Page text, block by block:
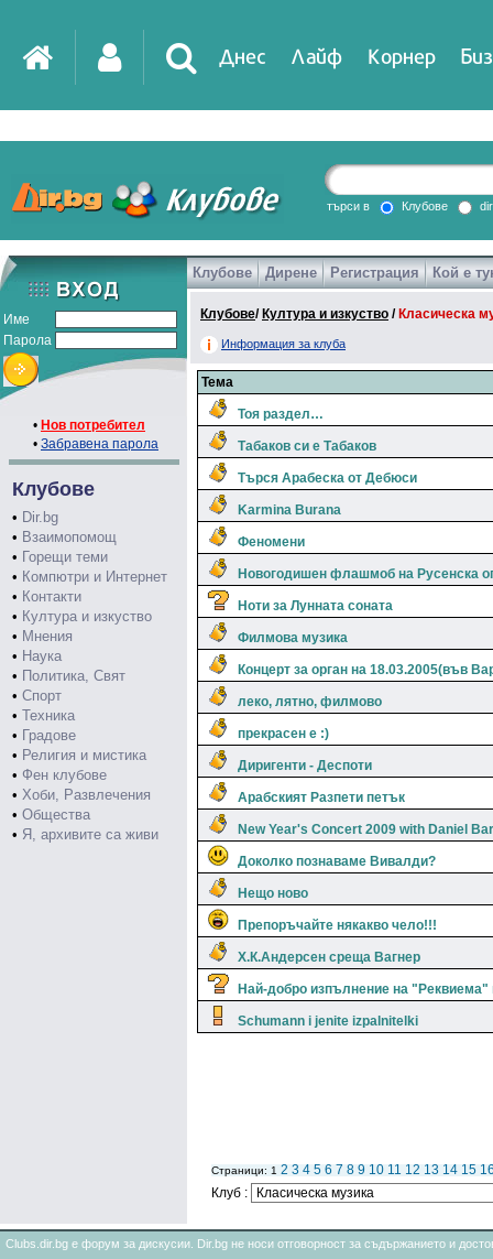
Днес Лайф Корнер
DirTV Impressio
Games
търси в Клубове
Име
Парола
• Нов потребител
• Забравена парола
Клубове
• Dir.bg
• Взаимопомощ
• Горещи теми
• Компютри и Интернет
• Контакти
• Култура и изкуство
• Мнения
• Наука
• Политика, Свят
• Спорт
• Техника
• Градове
• Религия и мистика
• Фен клубове
• Хоби, Развлечения
• Общества
• Я, архивите са живи
Клубове Дирене Регистрация Кой е
Клубове/ Култура и изкуство / Класическа
Информация за клуба
Тема
Тоя раздел…
Табаков си е Табаков
Търся Арабеска от Дебюси
Karmina Burana
Феномени
Новогодишен флашмоб на Русенска
Ноти за Лунната соната
Филмова музика
Концерт за орган на 18.03.2005(във
леко, лятно, филмово
прекрасен е :)
Диригенти - Деспоти
Арабският Разпети петък
New Year's Concert 2009 with Daniel
Доколко познаваме Вивалди?
Нещо ново
Препоръчайте някакво чело!!!
Х.К.Андерсен среща Вагнер
Най-добро изпълнение на "Реквиема"
Schumann i jenite izpalnitelki
Страници: 1 2 3 4 5 6 7 8 9 10 11 12 13 14 15
Клуб :
Clubs.dir.bg е форум за дискусии. Dir.bg не носи отговорност за съдържанието и